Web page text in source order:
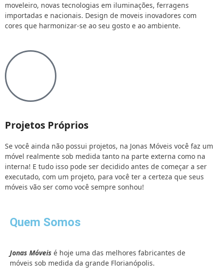
moveleiro, novas tecnologias em iluminações, ferragens
importadas e nacionais. Design de moveis inovadores com
cores que harmonizar-se ao seu gosto e ao ambiente.
Projetos Próprios
Se você ainda não possui projetos, na Jonas Móveis você faz um
móvel realmente sob medida tanto na parte externa como na
interna! E tudo isso pode ser decidido antes de começar a ser
executado, com um projeto, para você ter a certeza que seus
móveis vão ser como você sempre sonhou!
Quem Somos
Jonas Móveis é hoje uma das melhores fabricantes de
móveis sob medida da grande Florianópolis.